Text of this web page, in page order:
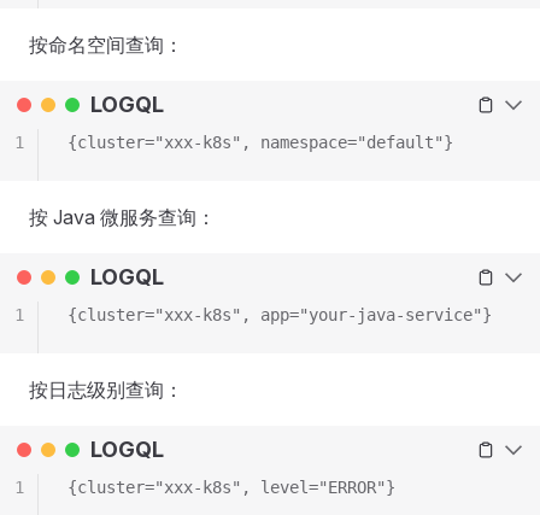
按命名空间查询：
LOGQL
{cluster="xxx-k8s", namespace="default"}
1
按 Java 微服务查询：
LOGQL
{cluster="xxx-k8s", app="your-java-service"}
1
按日志级别查询：
LOGQL
{cluster="xxx-k8s", level="ERROR"}
1